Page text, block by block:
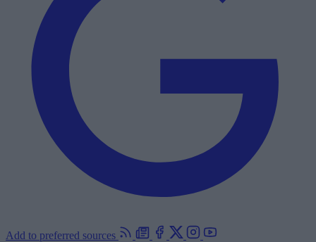
Add to preferred sources